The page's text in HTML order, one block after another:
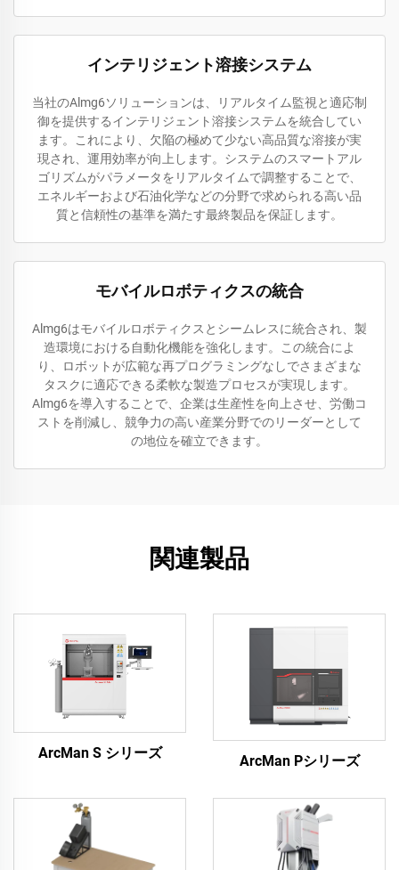
インテリジェント溶接システム
当社のAlmg6ソリューションは、リアルタイム監視と適応制
御を提供するインテリジェント溶接システムを統合してい
ます。これにより、欠陥の極めて少ない高品質な溶接が実
現され、運用効率が向上します。システムのスマートアル
ゴリズムがパラメータをリアルタイムで調整することで、
エネルギーおよび石油化学などの分野で求められる高い品
質と信頼性の基準を満たす最終製品を保証します。
モバイルロボティクスの統合
Almg6はモバイルロボティクスとシームレスに統合され、製
造環境における自動化機能を強化します。この統合によ
り、ロボットが広範な再プログラミングなしでさまざまな
タスクに適応できる柔軟な製造プロセスが実現します。
Almg6を導入することで、企業は生産性を向上させ、労働コ
ストを削減し、競争力の高い産業分野でのリーダーとして
の地位を確立できます。
関連製品
ArcMan S シリーズ ArcMan Pシリーズ